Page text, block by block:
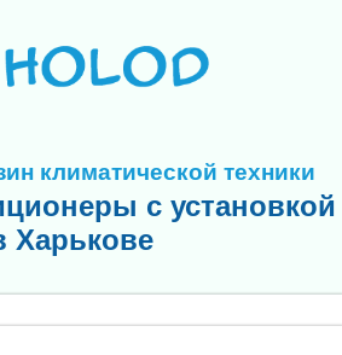
климатической техники
с установкой
Харькове